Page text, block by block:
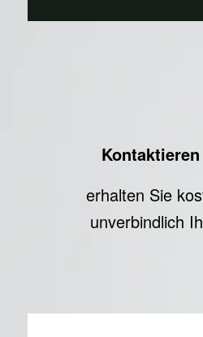
erhalten Sie
unverbindlich